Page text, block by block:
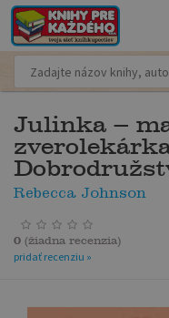
Julinka –
Rebecca Johnson
0 (žiadna recenzia)
pridať recenziu »